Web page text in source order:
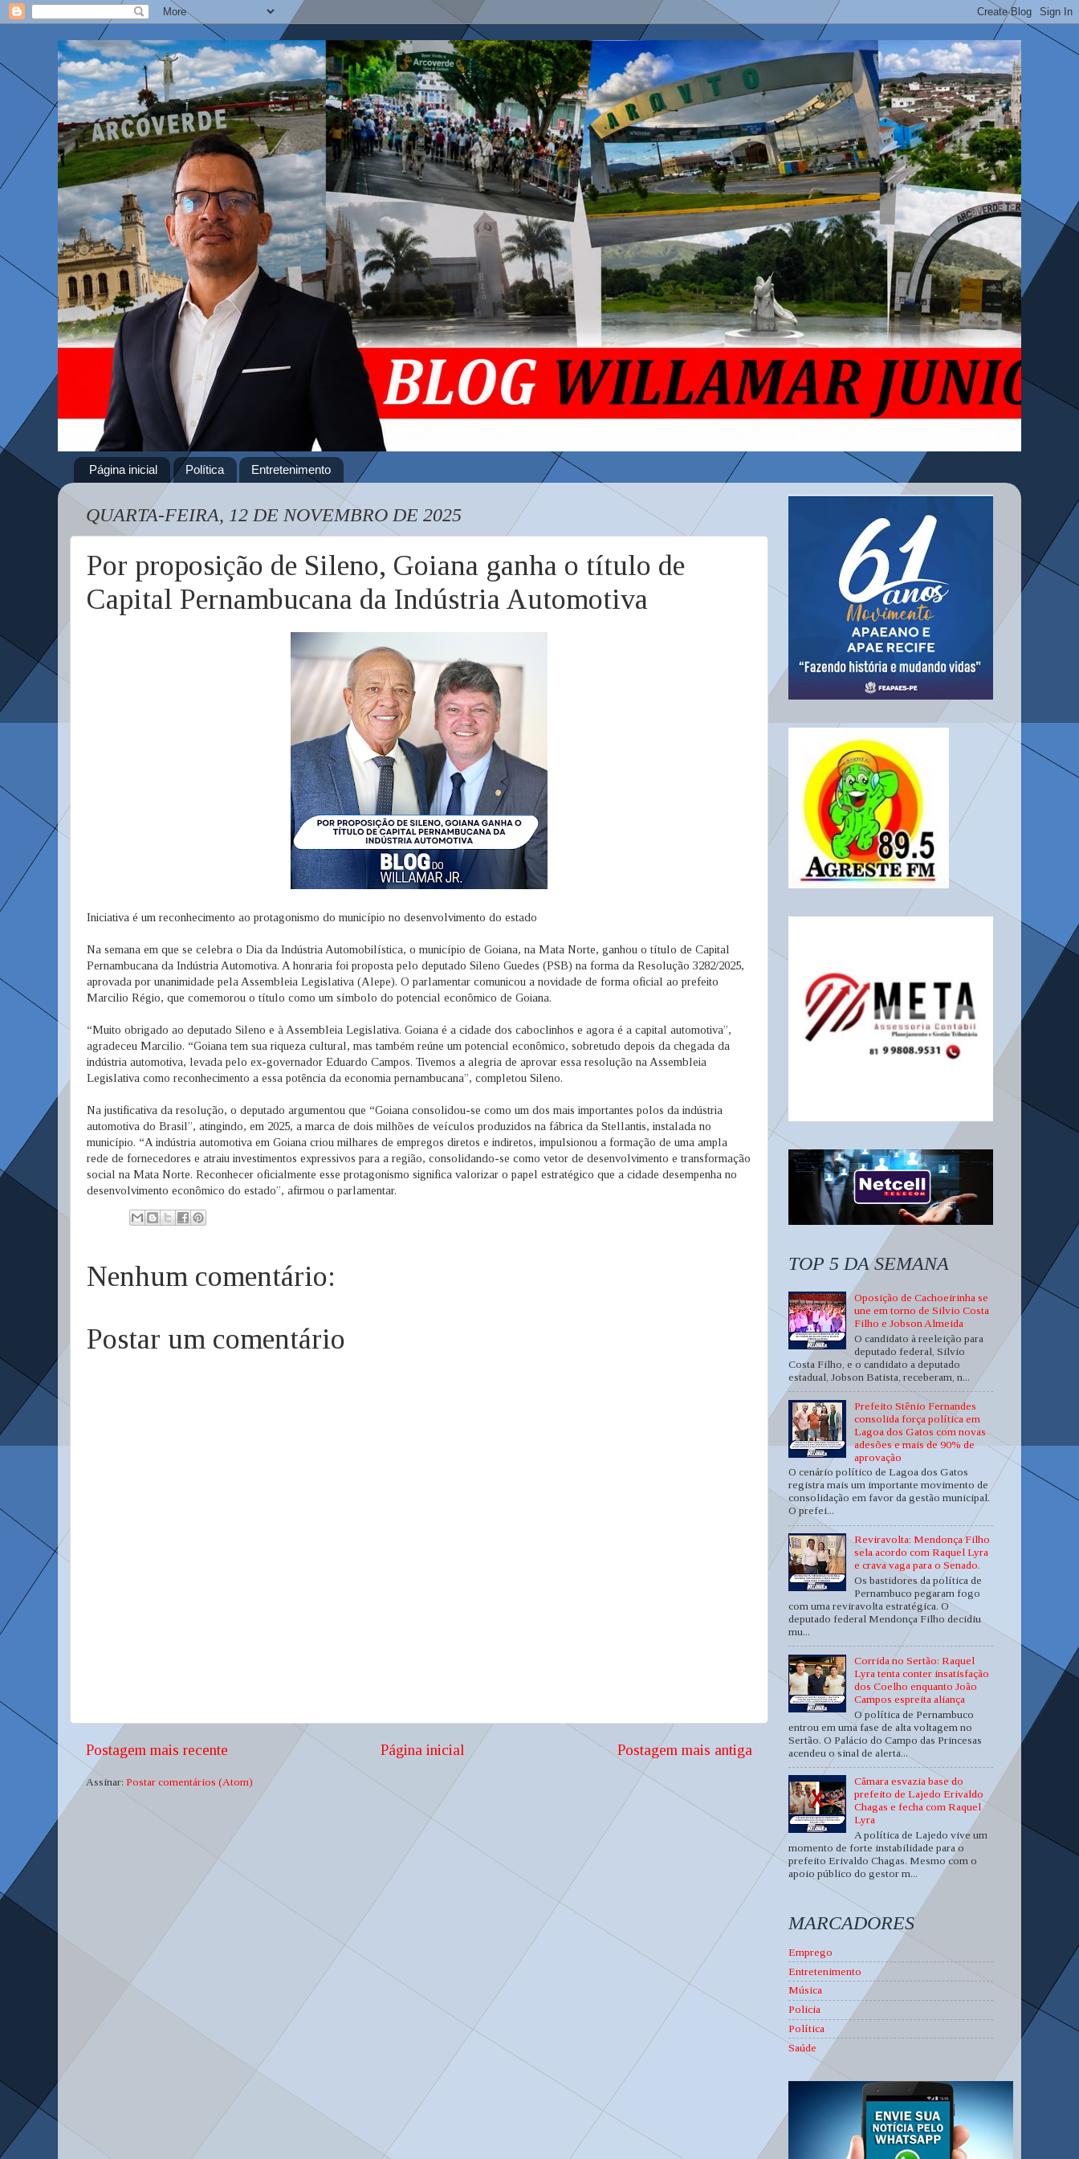
Página inicial Política Entretenimento
QUARTA-FEIRA, 12 DE NOVEMBRO DE 2025
Por proposição de Sileno, Goiana ganha o título de
Capital Pernambucana da Indústria Automotiva
Iniciativa é um reconhecimento ao protagonismo do município no desenvolvimento do estado
Na semana em que se celebra o Dia da Indústria Automobilística, o município de Goiana, na Mata Norte, ganhou o título de Capital
Pernambucana da Indústria Automotiva. A honraria foi proposta pelo deputado Sileno Guedes (PSB) na forma da Resolução 3282/2025,
aprovada por unanimidade pela Assembleia Legislativa (Alepe). O parlamentar comunicou a novidade de forma oficial ao prefeito
Marcilio Régio, que comemorou o título como um símbolo do potencial econômico de Goiana.
“Muito obrigado ao deputado Sileno e à Assembleia Legislativa. Goiana é a cidade dos caboclinhos e agora é a capital automotiva”,
agradeceu Marcilio. “Goiana tem sua riqueza cultural, mas também reúne um potencial econômico, sobretudo depois da chegada da
indústria automotiva, levada pelo ex-governador Eduardo Campos. Tivemos a alegria de aprovar essa resolução na Assembleia
Legislativa como reconhecimento a essa potência da economia pernambucana”, completou Sileno.
Na justificativa da resolução, o deputado argumentou que “Goiana consolidou-se como um dos mais importantes polos da indústria
automotiva do Brasil”, atingindo, em 2025, a marca de dois milhões de veículos produzidos na fábrica da Stellantis, instalada no
município. “A indústria automotiva em Goiana criou milhares de empregos diretos e indiretos, impulsionou a formação de uma ampla
rede de fornecedores e atraiu investimentos expressivos para a região, consolidando-se como vetor de desenvolvimento e transformação
social na Mata Norte. Reconhecer oficialmente esse protagonismo significa valorizar o papel estratégico que a cidade desempenha no
desenvolvimento econômico do estado”, afirmou o parlamentar.
Nenhum comentário:
Postar um comentário
Postagem mais recente Postagem mais antiga
Página inicial
Assinar: Postar comentários (Atom)
TOP 5 DA SEMANA
Oposição de Cachoeirinha se
une em torno de Silvio Costa
Filho e Jobson Almeida
O candidato à reeleição para
deputado federal, Silvio
Costa Filho, e o candidato a deputado
estadual, Jobson Batista, receberam, n...
Prefeito Stênio Fernandes
consolida força política em
Lagoa dos Gatos com novas
adesões e mais de 90% de
aprovação
O cenário político de Lagoa dos Gatos
registra mais um importante movimento de
consolidação em favor da gestão municipal.
O prefei...
Reviravolta: Mendonça Filho
sela acordo com Raquel Lyra
e crava vaga para o Senado.
Os bastidores da política de
Pernambuco pegaram fogo
com uma reviravolta estratégica. O
deputado federal Mendonça Filho decidiu
mu...
Corrida no Sertão: Raquel
Lyra tenta conter insatisfação
dos Coelho enquanto João
Campos espreita aliança
O política de Pernambuco
entrou em uma fase de alta voltagem no
Sertão. O Palácio do Campo das Princesas
acendeu o sinal de alerta...
Câmara esvazia base do
prefeito de Lajedo Erivaldo
Chagas e fecha com Raquel
Lyra
A política de Lajedo vive um
momento de forte instabilidade para o
prefeito Erivaldo Chagas. Mesmo com o
apoio público do gestor m...
MARCADORES
Emprego
Entretenimento
Música
Policia
Política
Saúde